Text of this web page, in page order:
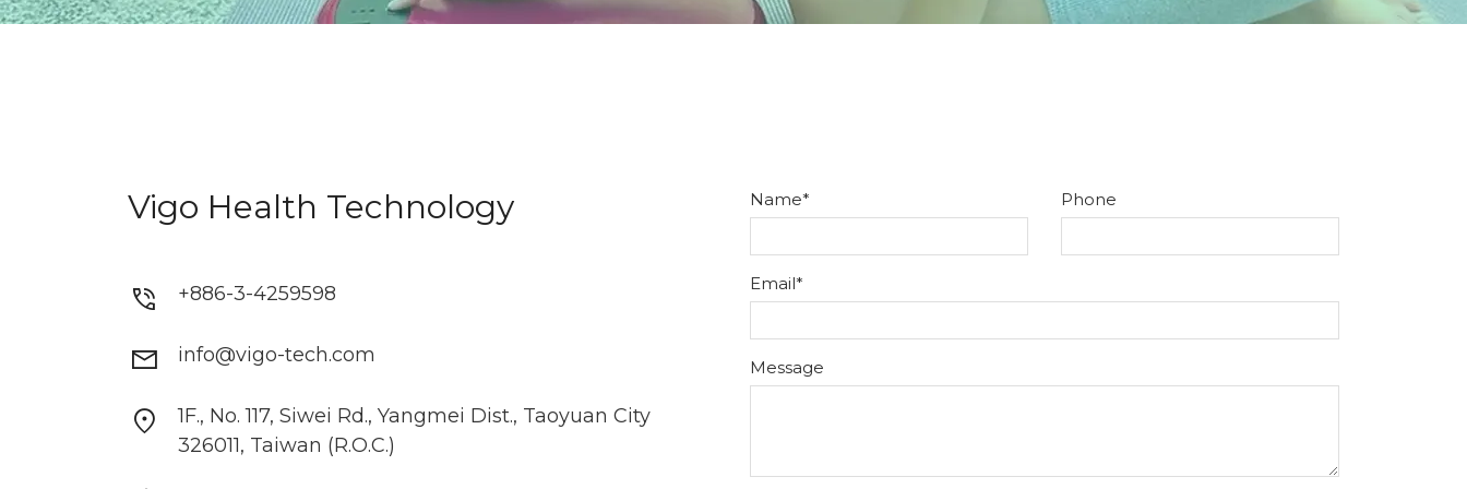
Vigo Health Technology
phone_in_talk +886-3-4259598
mail info@vigo-tech.com
location_on
1F., No. 117, Siwei Rd., Yangmei Dist., Taoyuan City
326011, Taiwan (R.O.C.)
Name* Phone
Email*
Message